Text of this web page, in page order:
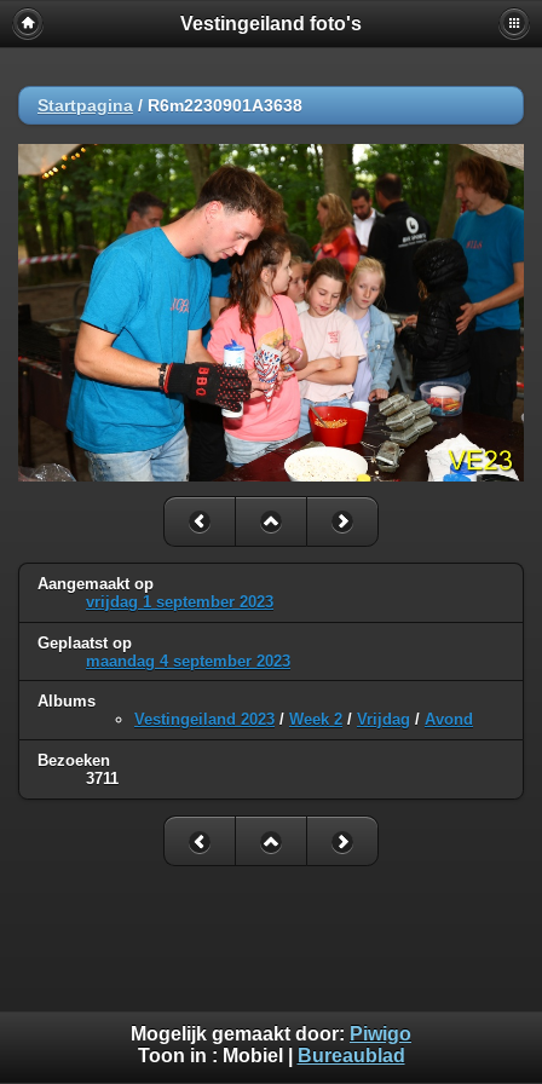
Vestingeiland foto's
Startpagina / R6m2230901A3638
Aangemaakt op
vrijdag 1 september 2023
Geplaatst op
maandag 4 september 2023
Albums
Vestingeiland 2023 / Week 2 / Vrijdag / Avond
Bezoeken
3711
Mogelijk gemaakt door: Piwigo
Toon in : Mobiel Bureaublad